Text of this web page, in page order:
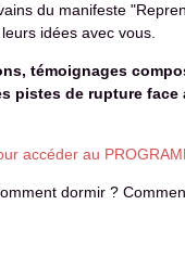
du manifeste
idées avec vous.
témoignages
pistes de rupture
accéder au
dormir ?